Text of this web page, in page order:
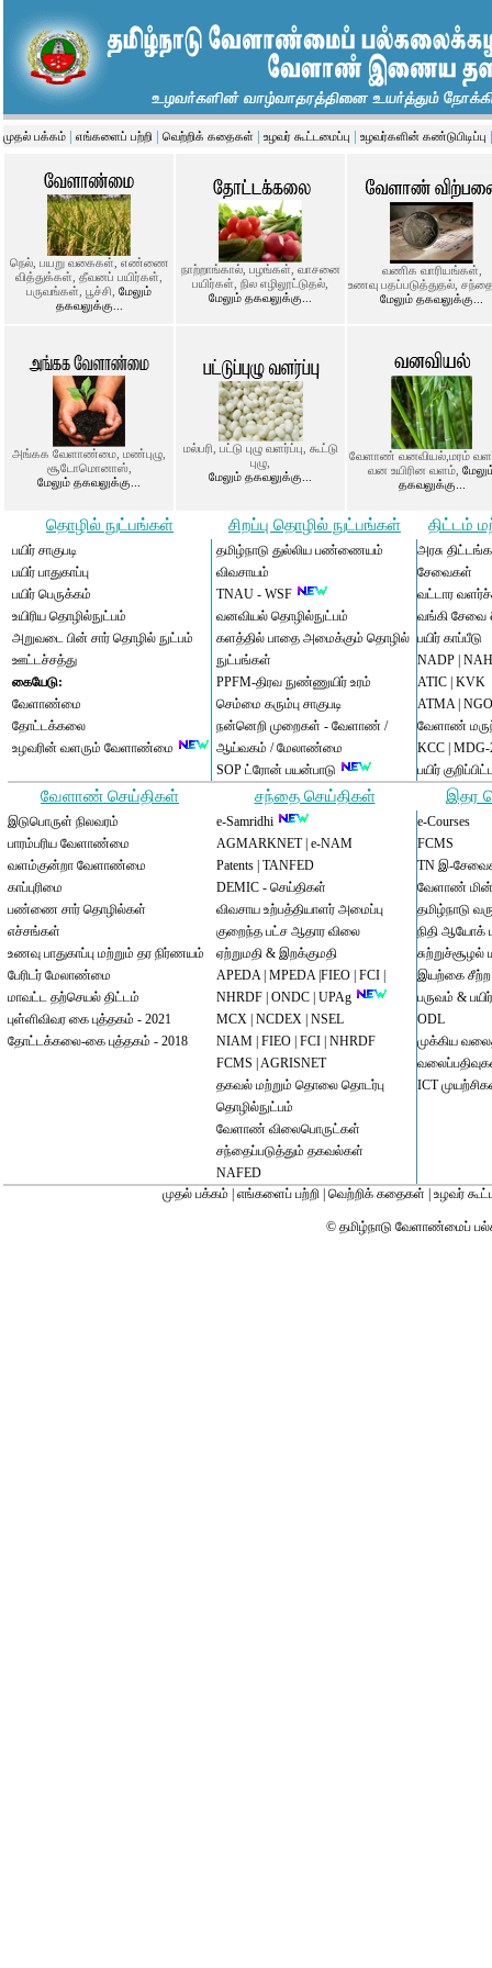
முதல் பக்கம் | எங்களைப் பற்றி | வெற்றிக் கதைகள் | உழவர் கூட்டமைப்பு | உழவர்களின் கண்டுபிடிப்பு
நெல், பயறு வகைகள், எண்ணை
வித்துக்கள், தீவனப் பயிர்கள்,
பருவங்கள், பூச்சி, மேலும்
தகவலுக்கு...
நாற்றாங்கால், பழங்கள், வாசனை
பயிர்கள், நில எழிலூட்டுதல்,
மேலும் தகவலுக்கு...
வணிக வாரியங்கள்,
உணவு பதப்படுத்துதல்,
மேலும் தகவலுக்கு...
அங்கக வேளாண்மை, மண்புழு,
சூடோமொனாஸ்,
மேலும் தகவலுக்கு...
மல்பரி, பட்டு புழு வளர்ப்பு, கூட்டு
புழு,
மேலும் தகவலுக்கு...
வேளாண் வனவியல்,மரம்
வன உயிரின வளம்,
தகவலுக்கு...
தொழில் நுட்பங்கள் சிறப்பு தொழில் நுட்பங்கள் திட்டம்
பயிர் சாகுபடி
பயிர் பாதுகாப்பு
பயிர் பெருக்கம்
உயிரிய தொழில்நுட்பம்
அறுவடை பின் சார் தொழில் நுட்பம்
ஊட்டச்சத்து
கையேடு:
வேளாண்மை
தோட்டக்கலை
உழவரின் வளரும் வேளாண்மை
தமிழ்நாடு துல்லிய பண்ணையம்
விவசாயம்
TNAU - WSF
வனவியல் தொழில்நுட்பம்
களத்தில் பாதை அமைக்கும் தொழில்
நுட்பங்கள்
PPFM-திரவ நுண்ணுயிர் உரம்
செம்மை கரும்பு சாகுபடி
நன்னெறி முறைகள் - வேளாண் /
ஆய்வகம் /மேலாண்மை
SOP ட்ரோன் பயன்பாடு
அரசு
சேவைகள்
வட்டார
வங்கி சேவை
பயிர் காப்பீடு
NADP
ATIC KVK
ATMA
வேளாண்
KCC MDG-
பயிர்
வேளாண் செய்திகள் சந்தை செய்திகள் இதர
இடுபொருள் நிலவரம்
பாரம்பரிய வேளாண்மை
வளம்குன்றா வேளாண்மை
காப்புரிமை
பண்ணை சார் தொழில்கள்
எச்சங்கள்
உணவு பாதுகாப்பு மற்றும் தர நிர்ணயம்
பேரிடர் மேலாண்மை
மாவட்ட தற்செயல் திட்டம்
புள்ளிவிவர கை புத்தகம் - 2021
தோட்டக்கலை-கை புத்தகம் - 2018
e-Samridhi
AGMARKNET| e-NAM
Patents TANFED
DEMIC - செய்திகள்
விவசாய உற்பத்தியாளர் அமைப்பு
குறைந்த பட்ச ஆதார விலை
ஏற்றுமதி & இறக்குமதி
APEDA MPEDA| FIEO FCI
NHRDF | ONDC | UPAg
MCX NCDEX NSEL
NIAM FIEO FCI NHRDF
FCMS | AGRISNET
தகவல் மற்றும் தொலை தொடர்பு
தொழில்நுட்பம்
வேளாண் விலைபொருட்கள்
சந்தைப்படுத்தும் தகவல்கள்
NAFED
e-Courses
FCMS
TN இ-
வேளாண்
தமிழ்நாடு
நிதி ஆயோக்
சுற்றுச்சூழல்
இயற்கை
பருவம் &
ODL
முக்கிய
ICT
முதல் பக்கம் எங்களைப் பற்றி வெற்றிக் கதைகள் உழவர்
© தமிழ்நாடு வேளாண்மைப்